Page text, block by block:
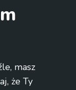
masz
że Ty